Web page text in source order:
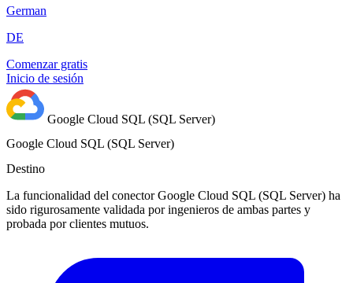
German
DE
Comenzar gratis
Inicio de sesión
Google Cloud SQL (SQL Server)
Google Cloud SQL (SQL Server)
Destino
La funcionalidad del conector Google Cloud SQL (SQL Server) ha
sido rigurosamente validada por ingenieros de ambas partes y
probada por clientes mutuos.